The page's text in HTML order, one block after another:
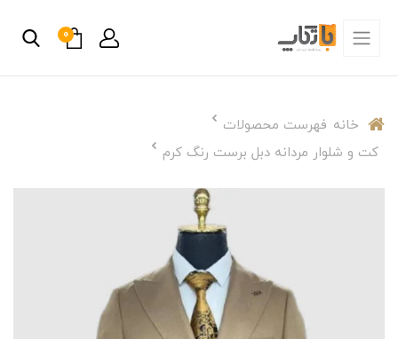
0
خانه فهرست محصولات
کت و شلوار مردانه دبل برست رنگ کرم